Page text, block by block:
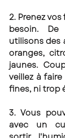
2. Prenez
besoin.
utilisons des
oranges,
jaunes.
veillez à
fines, ni trop
3. Vous
avec un